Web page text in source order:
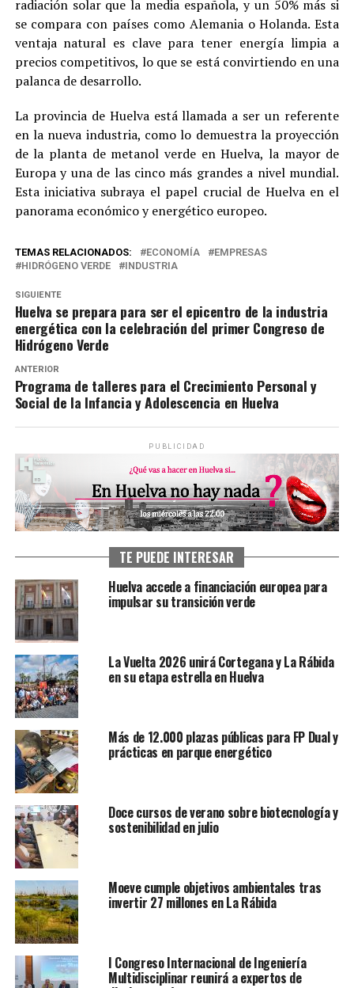
radiación solar que la media española, y un 50% más si
se compara con países como Alemania o Holanda. Esta
ventaja natural es clave para tener energía limpia a
precios competitivos, lo que se está convirtiendo en una
palanca de desarrollo.
La provincia de Huelva está llamada a ser un referente
en la nueva industria, como lo demuestra la proyección
de la planta de metanol verde en Huelva, la mayor de
Europa y una de las cinco más grandes a nivel mundial.
Esta iniciativa subraya el papel crucial de Huelva en el
panorama económico y energético europeo.
TEMAS RELACIONADOS: ECONOMÍA
EMPRESAS
HIDRÓGENO VERDE
INDUSTRIA
SIGUIENTE
Huelva se prepara para ser el epicentro de la industria
energética con la celebración del primer Congreso de
Hidrógeno Verde
ANTERIOR
Programa de talleres para el Crecimiento Personal y
Social de la Infancia y Adolescencia en Huelva
PUBLICIDAD
TE PUEDE INTERESAR
Huelva accede a financiación europea para
impulsar su transición verde
La Vuelta 2026 unirá Cortegana y La Rábida
en su etapa estrella en Huelva
Más de 12.000 plazas públicas para FP Dual y
prácticas en parque energético
Doce cursos de verano sobre biotecnología y
sostenibilidad en julio
Moeve cumple objetivos ambientales tras
invertir 27 millones en La Rábida
I Congreso Internacional de Ingeniería
Multidisciplinar reunirá a expertos de